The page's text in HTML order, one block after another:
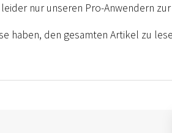
nur unseren Pro-Anwendern
haben, den gesamten Artikel zu